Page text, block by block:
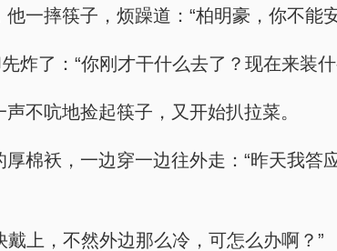
一摔筷子，烦躁道：“柏明豪，你不能
炸了：“你刚才干什么去了？现在来装
不吭地捡起筷子，又开始扒拉菜。
棉袄，一边穿一边往外走：“昨天我答
上，不然外边那么冷，可怎么办啊？”